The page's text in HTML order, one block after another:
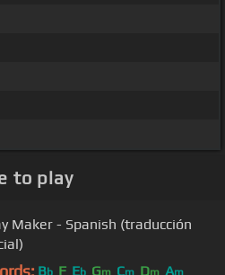
to play
Maker - Spanish (traducción
Bb F Eb Gm Cm Dm Am